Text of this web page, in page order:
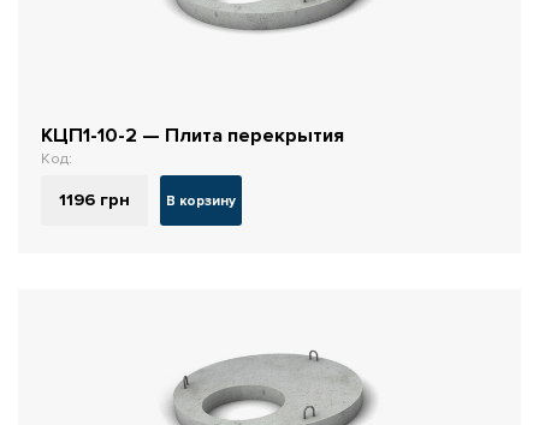
КЦП1-10-2 — Плита перекрытия
Код:
1196 грн В корзину